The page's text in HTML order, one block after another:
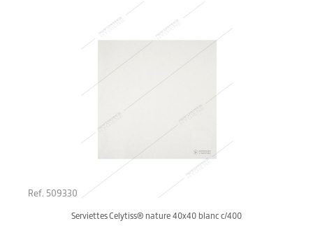
Ref. 509330
Serviettes Celytiss® nature 40x40 blanc c/400